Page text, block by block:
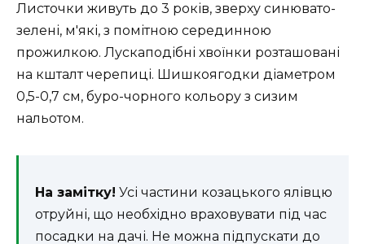
Листочки живуть до 3 років, зверху синювато-
зелені, м'які, з помітною серединною
прожилкою. Лускаподібні хвоїнки розташовані
на кшталт черепиці. Шишкоягодки діаметром
0,5-0,7 см, буро-чорного кольору з сизим
нальотом.
На замітку! Усі частини козацького ялівцю
отруйні, що необхідно враховувати під час
посадки на дачі. Не можна підпускати до